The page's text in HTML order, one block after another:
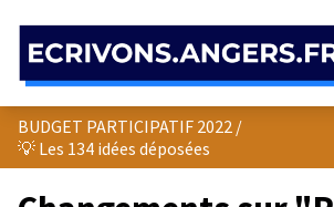
BUDGET PARTICIPATIF 2022 /
💡 Les 134 idées déposées